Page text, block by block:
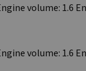
volume: 1.6
volume: 1.6